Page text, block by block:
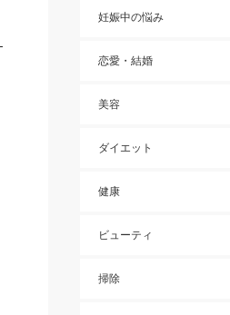
妊娠中の悩み
恋愛・結婚
美容
ダイエット
健康
ビューティ
掃除